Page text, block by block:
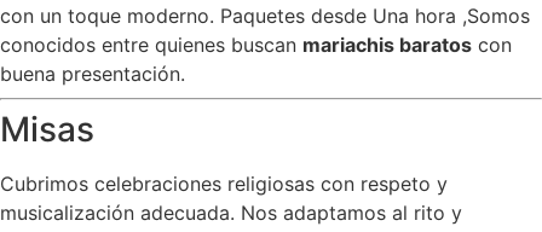
con un toque moderno. Paquetes desde Una hora ,Somos
conocidos entre quienes buscan mariachis baratos con
buena presentación.
Misas
Cubrimos celebraciones religiosas con respeto y
musicalización adecuada. Nos adaptamos al rito y